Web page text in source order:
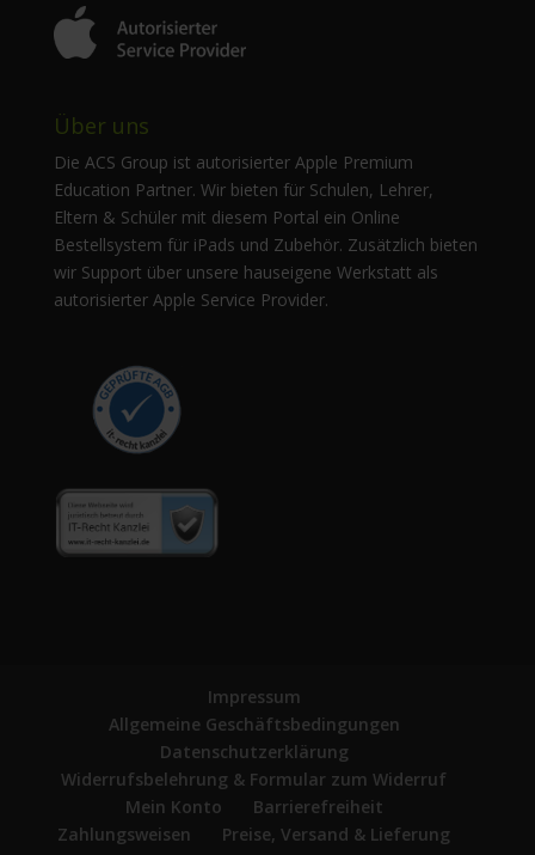
Über uns
Die ACS Group ist autorisierter Apple Premium
Education Partner. Wir bieten für Schulen, Lehrer,
Eltern & Schüler mit diesem Portal ein Online
Bestellsystem für iPads und Zubehör. Zusätzlich bieten
wir Support über unsere hauseigene Werkstatt als
autorisierter Apple Service Provider.
Impressum
Allgemeine Geschäftsbedingungen
Datenschutzerklärung
Widerrufsbelehrung & Formular zum Widerruf
Mein Konto
Barrierefreiheit
Zahlungsweisen
Preise, Versand & Lieferung